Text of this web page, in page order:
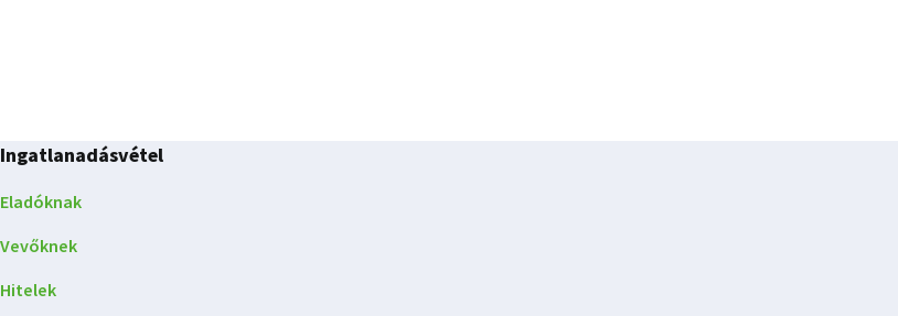
Ingatlanadásvétel
Eladóknak
Vevőknek
Hitelek